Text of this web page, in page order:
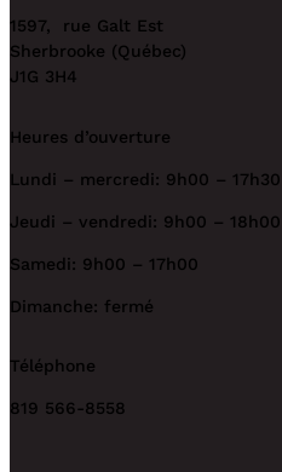
1597, rue Galt Est
Sherbrooke (Québec)
J1G 3H4
Heures d’ouverture
Lundi – mercredi: 9h00 – 17h30
Jeudi – vendredi: 9h00 – 18h00
Samedi: 9h00 – 17h00
Dimanche: fermé
Téléphone
819 566-8558